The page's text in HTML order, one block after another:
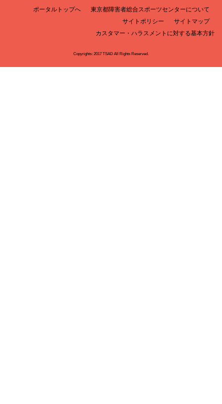
ポータルトップへ
東京都障害者総合スポーツセンターについて
サイトポリシー
サイトマップ
カスタマー・ハラスメントに対する基本方針
Copyrights: 2017 TSAD All Rights Reserved.